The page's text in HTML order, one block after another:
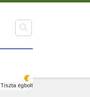
Tiszta égbolt